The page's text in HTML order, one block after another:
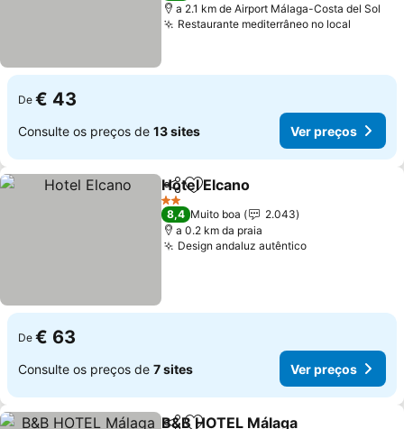
a 2.1 km de Airport Málaga-Costa del Sol
Restaurante mediterrâneo no local
De € 43
Consulte os preços de 13 sites Ver preços
PartilharAdicionar aos favoritos
Hotel Elcano
2 Estrelas
8,4 Muito boa
2.043
a 0.2 km da praia
Design andaluz autêntico
De € 63
Consulte os preços de 7 sites Ver preços
B&B HOTEL Málaga